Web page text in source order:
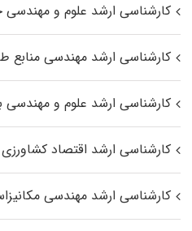
کارشناسی ارشد علوم و
کارشناسی ارشد مهندسی منابع
کارشناسی ارشد علوم و مهندسی
کارشناسی ارشد اقتصاد کشاورزی
کارشناسی ارشد مهندسی